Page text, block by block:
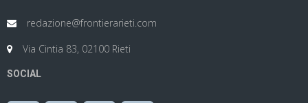
redazione@frontierarieti.com
Via Cintia 83, 02100 Rieti
SOCIAL